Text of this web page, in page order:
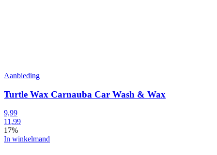
Aanbieding
Turtle Wax Carnauba Car Wash & Wax
9,99
11,99
17%
In winkelmand